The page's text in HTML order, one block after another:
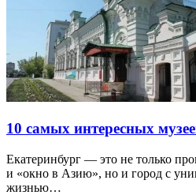
10 самых интересных
Екатеринбург — это не только
и «окно в Азию», но и город с
жизнью…